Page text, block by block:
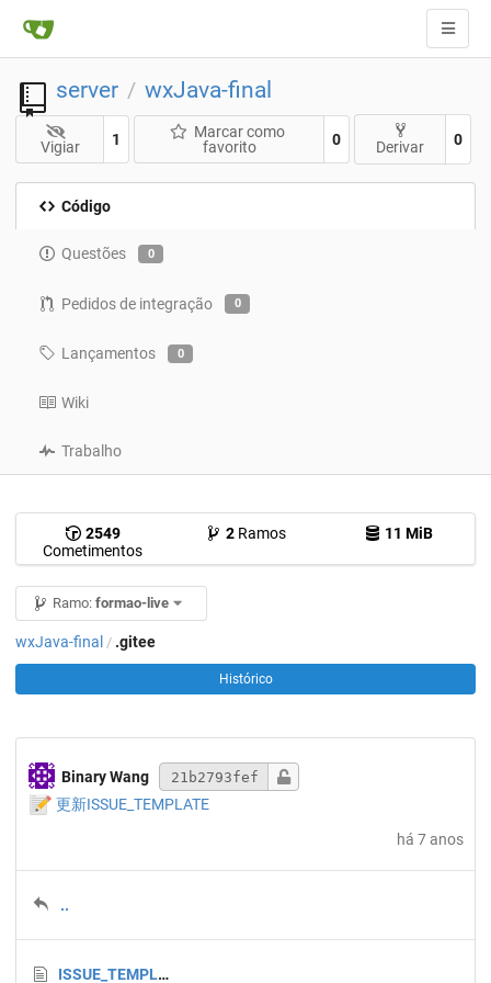
server / wxJava-final
Vigiar 1
Marcar como
favorito
0 Derivar 0
Código
Questões 0
Pedidos de integração 0
Lançamentos 0
Wiki
Trabalho
2549
Cometimentos
2Ramos 11 MiB
Ramo: formao-live
wxJava-final / .gitee
Histórico
Binary Wang 21b2793fef
📝 更新ISSUE_TEMPLATE
há 7 anos
..
ISSUE_TEMPLATE.md